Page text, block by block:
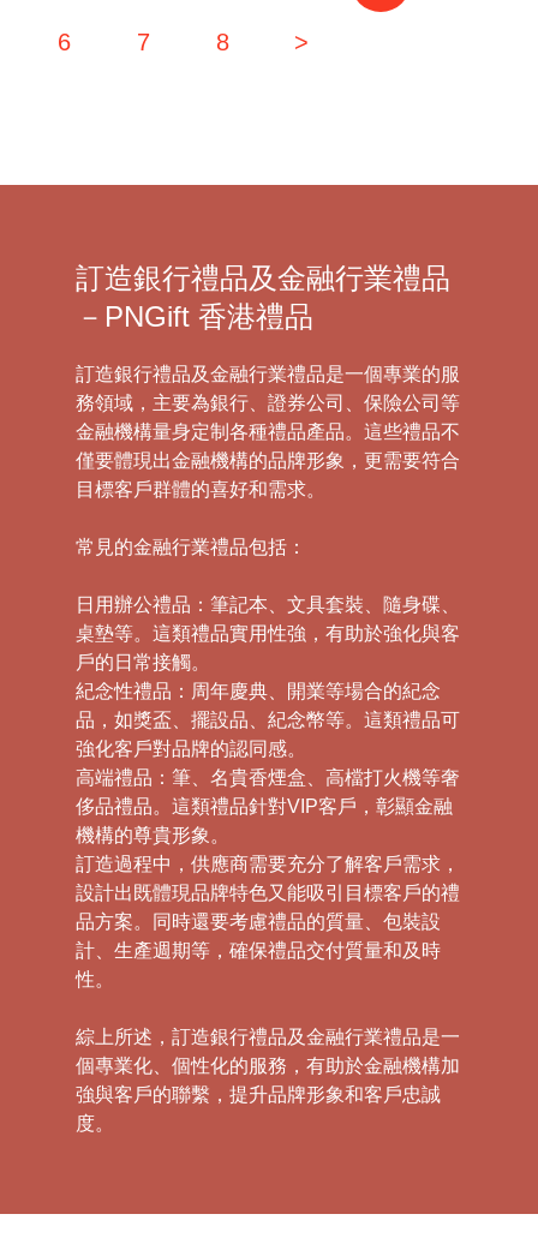
6 7 8 >
訂造銀行禮品及金融行業禮品
－PNGift 香港禮品
訂造銀行禮品及金融行業禮品是一個專業的服
務領域，主要為銀行、證券公司、保險公司等
金融機構量身定制各種禮品產品。這些禮品不
僅要體現出金融機構的品牌形象，更需要符合
目標客戶群體的喜好和需求。
常見的金融行業禮品包括：
日用辦公禮品：筆記本、文具套裝、隨身碟、
桌墊等。這類禮品實用性強，有助於強化與客
戶的日常接觸。
紀念性禮品：周年慶典、開業等場合的紀念
品，如獎盃、擺設品、紀念幣等。這類禮品可
強化客戶對品牌的認同感。
高端禮品：筆、名貴香煙盒、高檔打火機等奢
侈品禮品。這類禮品針對VIP客戶，彰顯金融
機構的尊貴形象。
訂造過程中，供應商需要充分了解客戶需求，
設計出既體現品牌特色又能吸引目標客戶的禮
品方案。同時還要考慮禮品的質量、包裝設
計、生產週期等，確保禮品交付質量和及時
性。
綜上所述，訂造銀行禮品及金融行業禮品是一
個專業化、個性化的服務，有助於金融機構加
強與客戶的聯繫，提升品牌形象和客戶忠誠
度。